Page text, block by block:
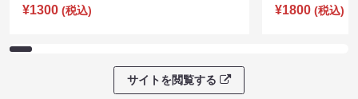
¥1300 (税込)
¥1800 (税込)
サイトを閲覧する